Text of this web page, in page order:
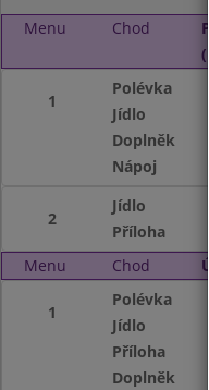
Menu Chod
1
Polévka
Jídlo
Doplněk
Nápoj
2
Jídlo
Příloha
Menu
Chod
1
Polévka
Jídlo
Příloha
Doplněk